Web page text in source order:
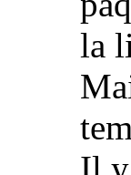
la